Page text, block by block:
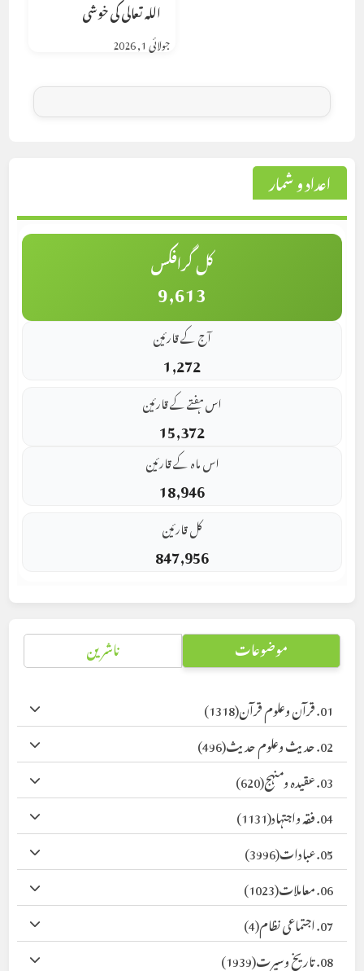
اللہ تعالی کی خوشی
جولائی 1, 2026
اعداد و شمار
کل گرافکس
9,613
آج کے قارئین
1,272
اس ہفتے کے قارئین
15,372
اس ماہ کے قارئین
18,946
کل قارئین
847,956
موضوعات ناشرین
01. قرآن وعلوم قرآن
(1318)
02. حدیث وعلوم حدیث
(496)
03. عقیدہ ومنہج
(620)
04. فقہ واجتہاد
(1131)
05. عبادات
(3996)
06. معاملات
(1023)
07. اجتماعی نظام
(4)
08. تاریخ وسیرت
(1939)